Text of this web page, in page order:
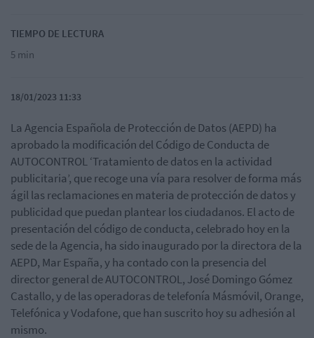
TIEMPO DE LECTURA
5 min
18/01/2023 11:33
La Agencia Española de Protección de Datos (AEPD) ha
aprobado la modificación del Código de Conducta de
AUTOCONTROL ‘Tratamiento de datos en la actividad
publicitaria’, que recoge una vía para resolver de forma más
ágil las reclamaciones en materia de protección de datos y
publicidad que puedan plantear los ciudadanos. El acto de
presentación del código de conducta, celebrado hoy en la
sede de la Agencia, ha sido inaugurado por la directora de la
AEPD, Mar España, y ha contado con la presencia del
director general de AUTOCONTROL, José Domingo Gómez
Castallo, y de las operadoras de telefonía Másmóvil, Orange,
Telefónica y Vodafone, que han suscrito hoy su adhesión al
mismo.